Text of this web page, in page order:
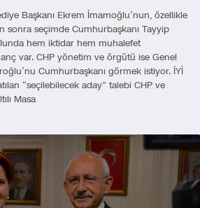
Başkanı Ekrem İmamoğlu’nun, özellikle
sonra seçimde Cumhurbaşkanı Tayyip
hem iktidar hem muhalefet
var. CHP yönetim ve örgütü ise Genel
Cumhurbaşkanı görmek istiyor. İYİ
“seçilebilecek aday” talebi CHP ve
Masa